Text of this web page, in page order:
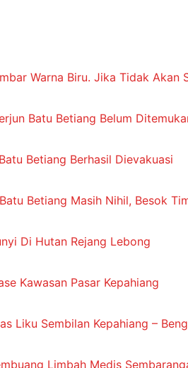
Warna Biru. Jika Tidak Akan
Batu Betiang Belum
Betiang Berhasil Dievakuasi
Betiang Masih Nihil, Besok
Di Hutan Rejang Lebong
Kawasan Pasar Kepahiang
Liku Sembilan Kepahiang –
Limbah Medis